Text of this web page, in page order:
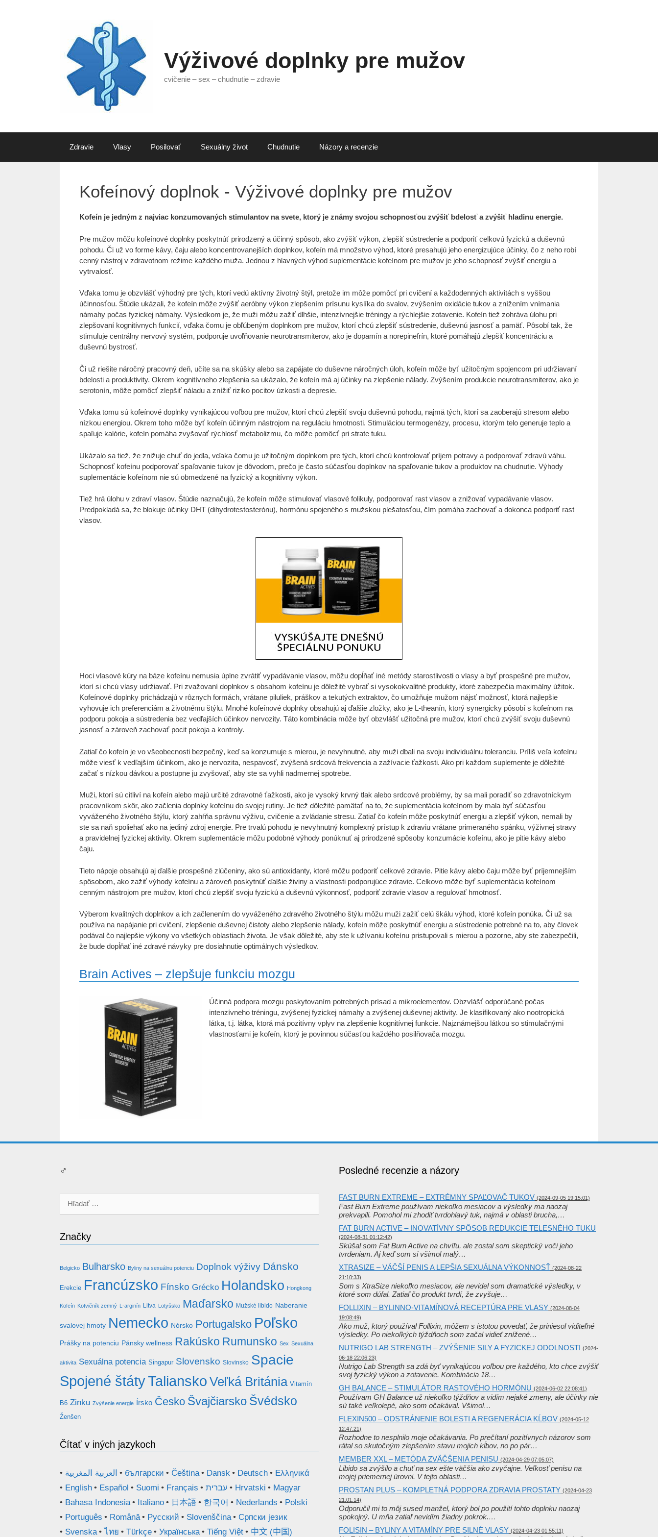
Výživové doplnky pre mužov
cvičenie – sex – chudnutie – zdravie
Zdravie Vlasy Posilovať Sexuálny život Chudnutie Názory a recenzie
Kofeínový doplnok - Výživové doplnky pre mužov
Kofeín je jedným z najviac konzumovaných stimulantov na svete, ktorý je známy svojou schopnosťou zvýšiť bdelosť a zvýšiť hladinu energie.
Pre mužov môžu kofeínové doplnky poskytnúť prirodzený a účinný spôsob, ako zvýšiť výkon, zlepšiť sústredenie a podporiť celkovú fyzickú a duševnú
pohodu. Či už vo forme kávy, čaju alebo koncentrovanejších doplnkov, kofeín má množstvo výhod, ktoré presahujú jeho energizujúce účinky, čo z neho robí
cenný nástroj v zdravotnom režime každého muža. Jednou z hlavných výhod suplementácie kofeínom pre mužov je jeho schopnosť zvýšiť energiu a
vytrvalosť.
Vďaka tomu je obzvlášť výhodný pre tých, ktorí vedú aktívny životný štýl, pretože im môže pomôcť pri cvičení a každodenných aktivitách s vyššou
účinnosťou. Štúdie ukázali, že kofeín môže zvýšiť aeróbny výkon zlepšením prísunu kyslíka do svalov, zvýšením oxidácie tukov a znížením vnímania
námahy počas fyzickej námahy. Výsledkom je, že muži môžu zažiť dlhšie, intenzívnejšie tréningy a rýchlejšie zotavenie. Kofeín tiež zohráva úlohu pri
zlepšovaní kognitívnych funkcií, vďaka čomu je obľúbeným doplnkom pre mužov, ktorí chcú zlepšiť sústredenie, duševnú jasnosť a pamäť. Pôsobí tak, že
stimuluje centrálny nervový systém, podporuje uvoľňovanie neurotransmiterov, ako je dopamín a norepinefrín, ktoré pomáhajú zlepšiť koncentráciu a
duševnú bystrosť.
Či už riešite náročný pracovný deň, učíte sa na skúšky alebo sa zapájate do duševne náročných úloh, kofeín môže byť užitočným spojencom pri udržiavaní
bdelosti a produktivity. Okrem kognitívneho zlepšenia sa ukázalo, že kofeín má aj účinky na zlepšenie nálady. Zvýšením produkcie neurotransmiterov, ako je
serotonín, môže pomôcť zlepšiť náladu a znížiť riziko pocitov úzkosti a depresie.
Vďaka tomu sú kofeínové doplnky vynikajúcou voľbou pre mužov, ktorí chcú zlepšiť svoju duševnú pohodu, najmä tých, ktorí sa zaoberajú stresom alebo
nízkou energiou. Okrem toho môže byť kofeín účinným nástrojom na reguláciu hmotnosti. Stimuláciou termogenézy, procesu, ktorým telo generuje teplo a
spaľuje kalórie, kofeín pomáha zvyšovať rýchlosť metabolizmu, čo môže pomôcť pri strate tuku.
Ukázalo sa tiež, že znižuje chuť do jedla, vďaka čomu je užitočným doplnkom pre tých, ktorí chcú kontrolovať príjem potravy a podporovať zdravú váhu.
Schopnosť kofeínu podporovať spaľovanie tukov je dôvodom, prečo je často súčasťou doplnkov na spaľovanie tukov a produktov na chudnutie. Výhody
suplementácie kofeínom nie sú obmedzené na fyzický a kognitívny výkon.
Tiež hrá úlohu v zdraví vlasov. Štúdie naznačujú, že kofeín môže stimulovať vlasové folikuly, podporovať rast vlasov a znižovať vypadávanie vlasov.
Predpokladá sa, že blokuje účinky DHT (dihydrotestosterónu), hormónu spojeného s mužskou plešatosťou, čím pomáha zachovať a dokonca podporiť rast
vlasov.
Hoci vlasové kúry na báze kofeínu nemusia úplne zvrátiť vypadávanie vlasov, môžu dopĺňať iné metódy starostlivosti o vlasy a byť prospešné pre mužov,
ktorí si chcú vlasy udržiavať. Pri zvažovaní doplnkov s obsahom kofeínu je dôležité vybrať si vysokokvalitné produkty, ktoré zabezpečia maximálny úžitok.
Kofeínové doplnky prichádzajú v rôznych formách, vrátane piluliek, práškov a tekutých extraktov, čo umožňuje mužom nájsť možnosť, ktorá najlepšie
vyhovuje ich preferenciám a životnému štýlu. Mnohé kofeínové doplnky obsahujú aj ďalšie zložky, ako je L-theanín, ktorý synergicky pôsobí s kofeínom na
podporu pokoja a sústredenia bez vedľajších účinkov nervozity. Táto kombinácia môže byť obzvlášť užitočná pre mužov, ktorí chcú zvýšiť svoju duševnú
jasnosť a zároveň zachovať pocit pokoja a kontroly.
Zatiaľ čo kofeín je vo všeobecnosti bezpečný, keď sa konzumuje s mierou, je nevyhnutné, aby muži dbali na svoju individuálnu toleranciu. Príliš veľa kofeínu
môže viesť k vedľajším účinkom, ako je nervozita, nespavosť, zvýšená srdcová frekvencia a zažívacie ťažkosti. Ako pri každom suplemente je dôležité
začať s nízkou dávkou a postupne ju zvyšovať, aby ste sa vyhli nadmernej spotrebe.
Muži, ktorí sú citliví na kofeín alebo majú určité zdravotné ťažkosti, ako je vysoký krvný tlak alebo srdcové problémy, by sa mali poradiť so zdravotníckym
pracovníkom skôr, ako začlenia doplnky kofeínu do svojej rutiny. Je tiež dôležité pamätať na to, že suplementácia kofeínom by mala byť súčasťou
vyváženého životného štýlu, ktorý zahŕňa správnu výživu, cvičenie a zvládanie stresu. Zatiaľ čo kofeín môže poskytnúť energiu a zlepšiť výkon, nemali by
ste sa naň spoliehať ako na jediný zdroj energie. Pre trvalú pohodu je nevyhnutný komplexný prístup k zdraviu vrátane primeraného spánku, výživnej stravy
a pravidelnej fyzickej aktivity. Okrem suplementácie môžu podobné výhody ponúknuť aj prirodzené spôsoby konzumácie kofeínu, ako je pitie kávy alebo
čaju.
Tieto nápoje obsahujú aj ďalšie prospešné zlúčeniny, ako sú antioxidanty, ktoré môžu podporiť celkové zdravie. Pitie kávy alebo čaju môže byť príjemnejším
spôsobom, ako zažiť výhody kofeínu a zároveň poskytnúť ďalšie živiny a vlastnosti podporujúce zdravie. Celkovo môže byť suplementácia kofeínom
cenným nástrojom pre mužov, ktorí chcú zlepšiť svoju fyzickú a duševnú výkonnosť, podporiť zdravie vlasov a regulovať hmotnosť.
Výberom kvalitných doplnkov a ich začlenením do vyváženého zdravého životného štýlu môžu muži zažiť celú škálu výhod, ktoré kofeín ponúka. Či už sa
používa na napájanie pri cvičení, zlepšenie duševnej čistoty alebo zlepšenie nálady, kofeín môže poskytnúť energiu a sústredenie potrebné na to, aby človek
podával čo najlepšie výkony vo všetkých oblastiach života. Je však dôležité, aby ste k užívaniu kofeínu pristupovali s mierou a pozorne, aby ste zabezpečili,
že bude dopĺňať iné zdravé návyky pre dosiahnutie optimálnych výsledkov.
Brain Actives – zlepšuje funkciu mozgu
Účinná podpora mozgu poskytovaním potrebných prísad a mikroelementov. Obzvlášť odporúčané počas
intenzívneho tréningu, zvýšenej fyzickej námahy a zvýšenej duševnej aktivity. Je klasifikovaný ako nootropická
látka, t.j. látka, ktorá má pozitívny vplyv na zlepšenie kognitívnej funkcie. Najznámejšou látkou so stimulačnými
vlastnosťami je kofeín, ktorý je povinnou súčasťou každého posilňovača mozgu.
♂
Hľadať:
Značky
Belgicko Bulharsko Byliny na sexuálnu potenciu Doplnok výživy Dánsko
Erekcie Francúzsko Fínsko Grécko Holandsko Hongkong
Kofeín Kotvičník zemný L-arginín Litva Lotyšsko Maďarsko Mužské libido Naberanie
svalovej hmoty Nemecko Nórsko Portugalsko Poľsko
Prášky na potenciu Pánsky wellness Rakúsko Rumunsko Sex Sexuálna
aktivita Sexuálna potencia Singapur Slovensko Slovinsko Spacie
Spojené štátyTaliansko Veľká Británia Vitamín
B6 Zinku Zvýšenie energie Írsko Česko Švajčiarsko Švédsko
Ženšen
Čítať v iných jazykoch
العربية المغربية български Čeština Dansk Deutsch
Ελληνικά
English
Español Suomi Français עברית Hrvatski
Magyar
Bahasa Indonesia
Italiano 日本語 한국어 Nederlands
Polski
Português
Română Русский Slovenščina
Српски језик
Svenska
ไทย Türkçe Українська Tiếng Việt 中文 (中国)
Posledné recenzie a názory
FAST BURN EXTREME – EXTRÉMNY SPAĽOVAČ TUKOV (2024-09-05 19:15:01)
Fast Burn Extreme používam niekoľko mesiacov a výsledky ma naozaj
prekvapili. Pomohol mi zhodiť tvrdohlavý tuk, najmä v oblasti brucha,…
FAT BURN ACTIVE – INOVATÍVNY SPÔSOB REDUKCIE TELESNÉHO TUKU
(2024-08-31 01:12:42)
Skúšal som Fat Burn Active na chvíľu, ale zostal som skeptický voči jeho
tvrdeniam. Aj keď som si všimol malý…
XTRASIZE – VÄČŠÍ PENIS A LEPŠIA SEXUÁLNA VÝKONNOSŤ (2024-08-22
21:10:33)
Som s XtraSize niekoľko mesiacov, ale nevidel som dramatické výsledky, v
ktoré som dúfal. Zatiaľ čo produkt tvrdí, že zvyšuje…
FOLLIXIN – BYLINNO-VITAMÍNOVÁ RECEPTÚRA PRE VLASY (2024-08-04
19:08:49)
Ako muž, ktorý používal Follixin, môžem s istotou povedať, že priniesol viditeľné
výsledky. Po niekoľkých týždňoch som začal vidieť znížené…
NUTRIGO LAB STRENGTH – ZVÝŠENIE SILY A FYZICKEJ ODOLNOSTI (2024-
06-18 22:06:23)
Nutrigo Lab Strength sa zdá byť vynikajúcou voľbou pre každého, kto chce zvýšiť
svoj fyzický výkon a zotavenie. Kombinácia 18…
GH BALANCE – STIMULÁTOR RASTOVÉHO HORMÓNU (2024-06-02 22:08:41)
Používam GH Balance už niekoľko týždňov a vidím nejaké zmeny, ale účinky nie
sú také veľkolepé, ako som očakával. Všimol…
FLEXIN500 – ODSTRÁNENIE BOLESTI A REGENERÁCIA KĹBOV (2024-05-12
12:47:21)
Rozhodne to nesplnilo moje očakávania. Po prečítaní pozitívnych názorov som
rátal so skutočným zlepšením stavu mojich kĺbov, no po pár…
MEMBER XXL – METÓDA ZVÄČŠENIA PENISU (2024-04-29 07:05:07)
Libido sa zvýšilo a chuť na sex ešte väčšia ako zvyčajne. Veľkosť penisu na
mojej priemernej úrovni. V tejto oblasti…
PROSTAN PLUS – KOMPLETNÁ PODPORA ZDRAVIA PROSTATY (2024-04-23
21:01:14)
Odporučil mi to môj sused manžel, ktorý bol po použití tohto doplnku naozaj
spokojný. U mňa zatiaľ nevidím žiadny pokrok.…
FOLISIN – BYLINY A VITAMÍNY PRE SILNÉ VLASY (2024-04-23 01:55:11)